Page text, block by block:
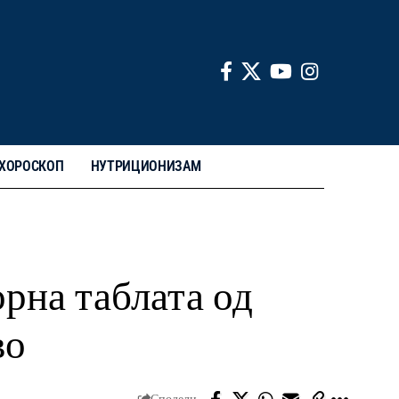
НУТРИЦИОНИЗАМ
таблата од